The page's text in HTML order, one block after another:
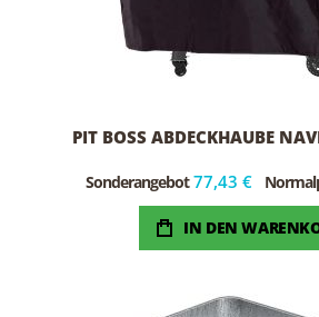
PIT BOSS ABDECKHAUBE
Sonderangebot 77,43 €
IN DEN